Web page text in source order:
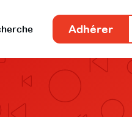
Adhérer